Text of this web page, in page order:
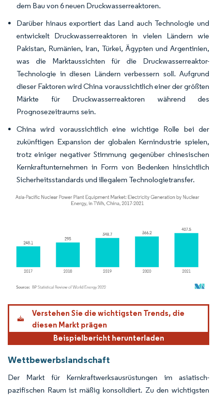
dem Bau von 6 neuen Druckwasserreaktoren.
Darüber hinaus exportiert das Land auch Technologie und
entwickelt Druckwasserreaktoren in vielen Ländern wie
Pakistan, Rumänien, Iran, Türkei, Ägypten und Argentinien,
was die Marktaussichten für die Druckwasserreaktor-
Technologie in diesen Ländern verbessern soll. Aufgrund
dieser Faktoren wird China voraussichtlich einer der größten
Märkte für Druckwasserreaktoren während des
Prognosezeitraums sein.
China wird voraussichtlich eine wichtige Rolle bei der
zukünftigen Expansion der globalen Kernindustrie spielen,
trotz einiger negativer Stimmung gegenüber chinesischen
Kernkraftunternehmen in Form von Bedenken hinsichtlich
Sicherheitsstandards und illegalem Technologietransfer.
Bild © Mordor Intelligence. Wiederverwendung erfordert Namensnennung gemäß
Verstehen Sie die wichtigsten Trends, die
diesen Markt prägen
Beispielbericht herunterladen
Wettbewerbslandschaft
Der Markt für Kernkraftwerksausrüstungen im asiatisch-
pazifischen Raum ist mäßig konsolidiert. Zu den wichtigsten